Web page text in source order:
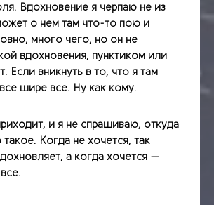
Вдохновение я черпаю не из
о нем там что­-то пою и
много чего, но он не
вдохновения, пунктиком или
Если вникнуть в то, что я там
шире все. Ну как кому.
и я не спрашиваю, откуда
Когда не хочется, так
а когда хочется —